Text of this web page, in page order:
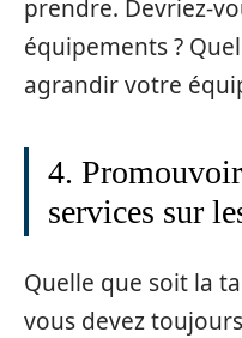
prendre. Devriez-
équipements ?
agrandir votre
4.
services sur
Quelle que soit la
vous devez